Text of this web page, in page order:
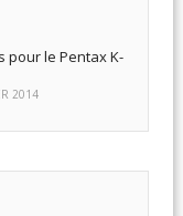
pour le Pentax K-
2014